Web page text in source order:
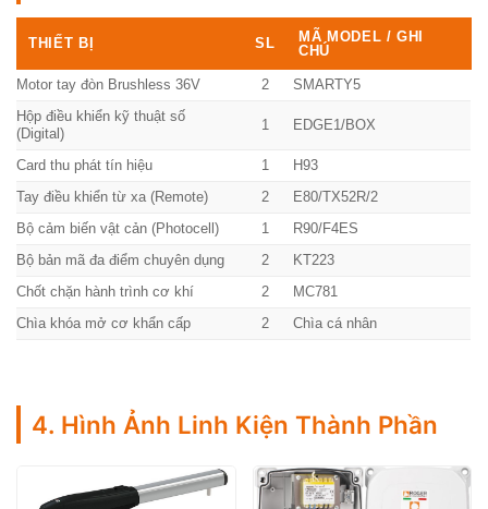
THIẾT BỊ SL
MÃ MODEL / GHI
CHÚ
Motor tay đòn Brushless 36V 2
SMARTY5
Hộp điều khiển kỹ thuật số
(Digital)
1 EDGE1/BOX
Card thu phát tín hiệu 1
H93
Tay điều khiển từ xa (Remote)
2
E80/TX52R/2
Bộ cảm biến vật cản (Photocell)
1
R90/F4ES
Bộ bản mã đa điểm chuyên dụng
2
KT223
Chốt chặn hành trình cơ khí
2
MC781
Chìa khóa mở cơ khẩn cấp
2 Chìa cá nhân
4. Hình Ảnh Linh Kiện Thành Phần